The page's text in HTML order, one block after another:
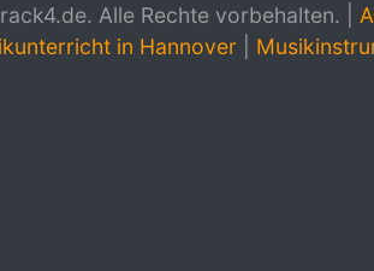
Alle Rechte vorbehalten.
in Hannover